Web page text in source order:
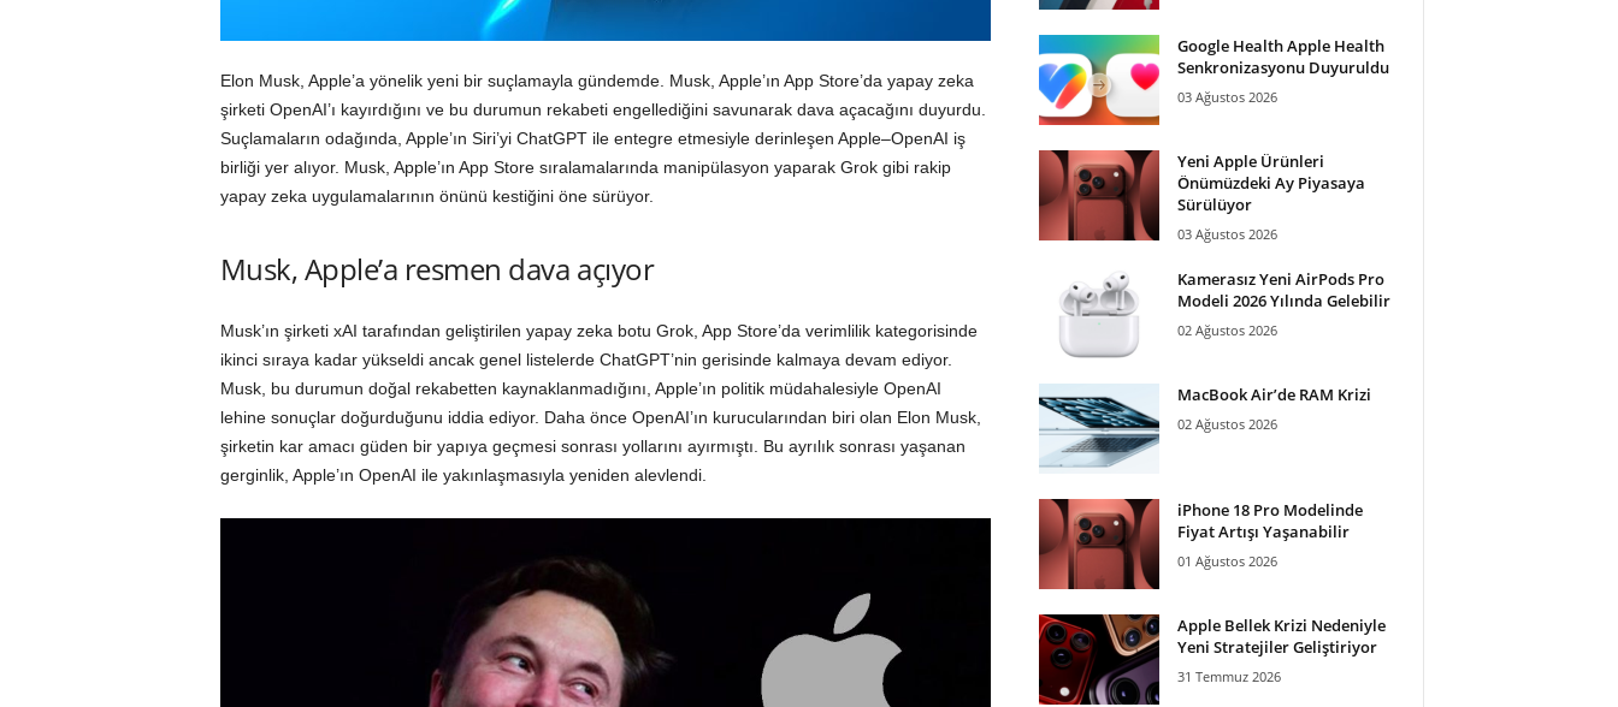
Elon Musk, Apple’a yönelik yeni bir suçlamayla gündemde. Musk, Apple’ın App Store’da yapay zeka
şirketi OpenAI’ı kayırdığını ve bu durumun rekabeti engellediğini savunarak dava açacağını duyurdu.
Suçlamaların odağında, Apple’ın Siri’yi ChatGPT ile entegre etmesiyle derinleşen Apple–OpenAI iş
birliği yer alıyor. Musk, Apple’ın App Store sıralamalarında manipülasyon yaparak Grok gibi rakip
yapay zeka uygulamalarının önünü kestiğini öne sürüyor.
Musk, Apple’a resmen dava açıyor
Musk’ın şirketi xAI tarafından geliştirilen yapay zeka botu Grok, App Store’da verimlilik kategorisinde
ikinci sıraya kadar yükseldi ancak genel listelerde ChatGPT’nin gerisinde kalmaya devam ediyor.
Musk, bu durumun doğal rekabetten kaynaklanmadığını, Apple’ın politik müdahalesiyle OpenAI
lehine sonuçlar doğurduğunu iddia ediyor. Daha önce OpenAI’ın kurucularından biri olan Elon Musk,
şirketin kar amacı güden bir yapıya geçmesi sonrası yollarını ayırmıştı. Bu ayrılık sonrası yaşanan
gerginlik, Apple’ın OpenAI ile yakınlaşmasıyla yeniden alevlendi.
Google Health Apple Health
Senkronizasyonu Duyuruldu
03 Ağustos 2026
Yeni Apple Ürünleri
Önümüzdeki Ay Piyasaya
Sürülüyor
03 Ağustos 2026
Kamerasız Yeni AirPods Pro
Modeli 2026 Yılında Gelebilir
02 Ağustos 2026
MacBook Air’de RAM Krizi
02 Ağustos 2026
iPhone 18 Pro Modelinde
Fiyat Artışı Yaşanabilir
01 Ağustos 2026
Apple Bellek Krizi Nedeniyle
Yeni Stratejiler Geliştiriyor
31 Temmuz 2026